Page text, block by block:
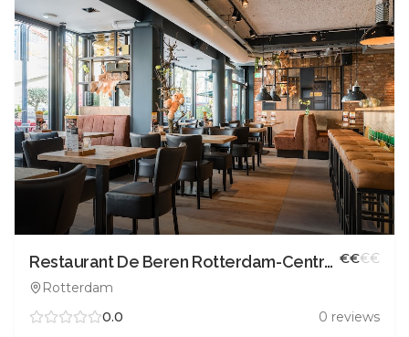
Restaurant De Beren Rotterdam-Centrum
Rotterdam
€€€€
0.0 0 reviews